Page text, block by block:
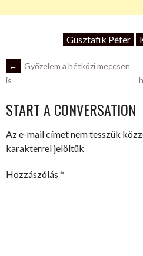
Gusztafik Péter
POST
NAVIGATION
←
Győzelem a hétközi meccsen
is
START A CONVERSATION
Az e-mail címet nem tesszük
karakterrel jelöltük
Hozzászólás *